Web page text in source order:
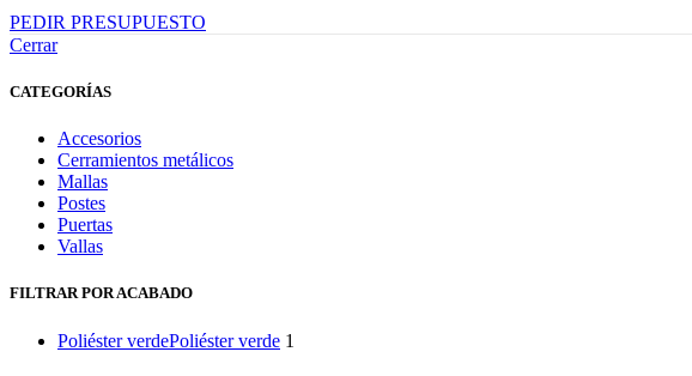
PEDIR PRESUPUESTO
Cerrar
CATEGORÍAS
Accesorios
Cerramientos metálicos
Mallas
Postes
Puertas
Vallas
FILTRAR POR ACABADO
Poliéster verdePoliéster verde 1